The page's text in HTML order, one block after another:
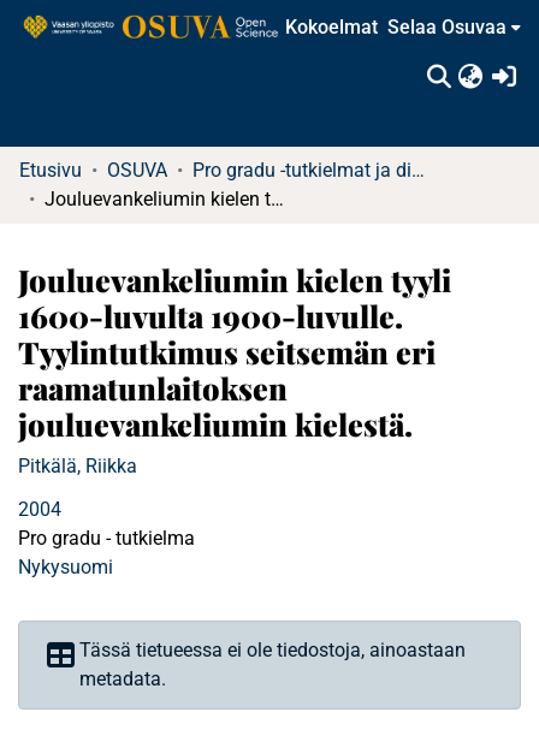
Kokoelmat Selaa Osuvaa
Etusivu OSUVA
Pro gradu -tutkielmat ja diplomityöt
Jouluevankeliumin kielen tyyli 1600-luvulta 1900-luvulle. Tyylintutkimus seitsemän eri raamatunlaitoksen jouluevankeliumin kielestä.
Jouluevankeliumin kielen tyyli
1600-luvulta 1900-luvulle.
Tyylintutkimus seitsemän eri
raamatunlaitoksen
jouluevankeliumin kielestä.
Pitkälä, Riikka
2004
Pro gradu - tutkielma
Nykysuomi
Tässä tietueessa ei ole tiedostoja, ainoastaan
metadata.